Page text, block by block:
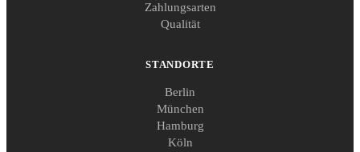
Zahlungsarten
Qualität
STANDORTE
Berlin
München
Hamburg
Köln